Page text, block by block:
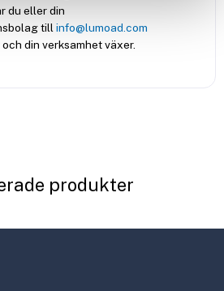
du eller din
till info@lumoad.com
din verksamhet växer.
produkter